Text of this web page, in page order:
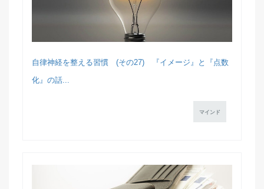
自律神経を整える習慣 (その27) 『イメージ』と『点数
化』の話...
マインド